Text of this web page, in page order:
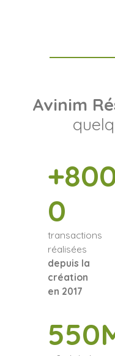
Avinim
0
transactions
réalisées
depuis la
création
en 2017